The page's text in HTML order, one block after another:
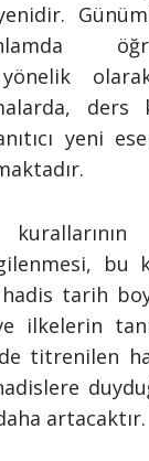
yönelik
ders
yeni
bu
tarih
ilkelerin
titrenilen
artacaktır.